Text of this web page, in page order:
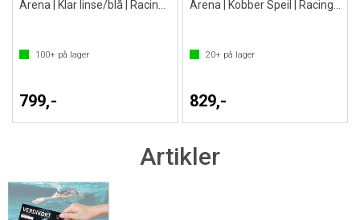
100+ på lager
799,-
20+på lager
829,-
Artikler